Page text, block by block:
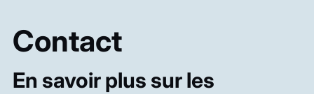
Contact
En savoir plus sur les